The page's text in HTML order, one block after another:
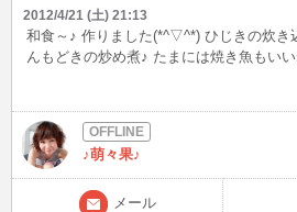
2012/4/21 (土) 21:13
和食～♪ 作りました(*^▽^*) ひじきの炊き
んもどきの炒め煮♪ たまには焼き魚もい
♪萌々果♪
メール